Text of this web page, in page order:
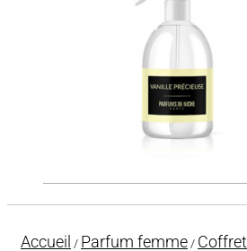
Accueil / Parfum femme / Coffret